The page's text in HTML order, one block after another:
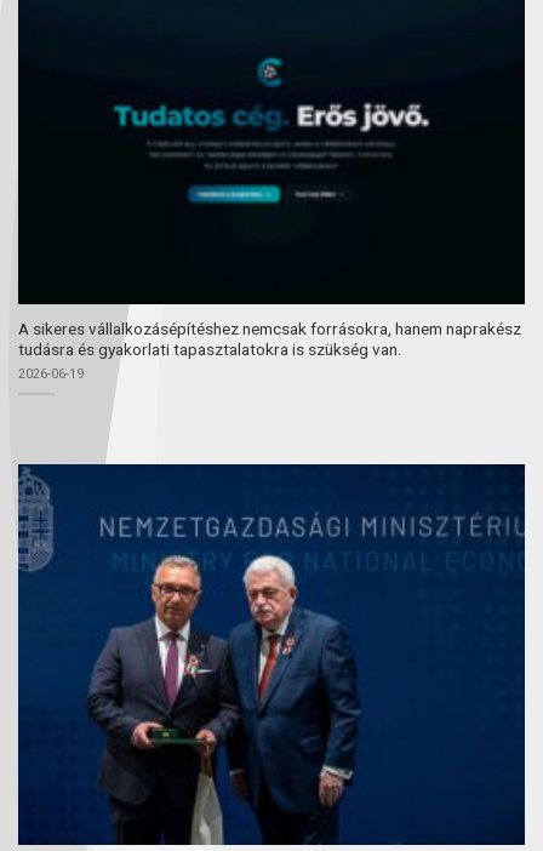
A sikeres vállalkozásépítéshez nemcsak forrásokra, hanem naprakész
tudásra és gyakorlati tapasztalatokra is szükség van.
2026-06-19